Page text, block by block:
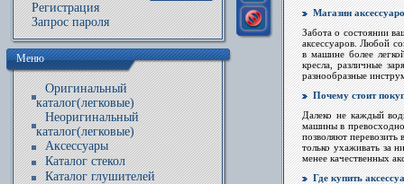
Регистрация
Запрос пароля
Меню
Оригинальный
каталог(легковые)
Неоригинальный
каталог(легковые)
Аксессуары
Каталог стекол
Каталог глушителей
Магазин
Забота о состоянии
аксессуаров. Любой
в машине более
кресла, различные
разнообразные
Почему стоит
Далеко не каждый
машины в
позволяют перевозить
только ухаживать за
менее качественных
Где купить